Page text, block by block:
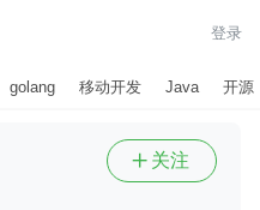
登录
golang 移动开发 Java 开源
 关注